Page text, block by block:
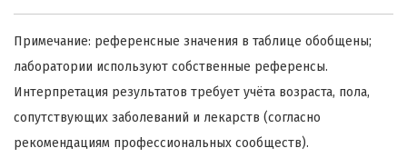
Примечание: референсные значения в таблице обобщены;
лаборатории используют собственные референсы.
Интерпретация результатов требует учёта возраста, пола,
сопутствующих заболеваний и лекарств (согласно
рекомендациям профессиональных сообществ).